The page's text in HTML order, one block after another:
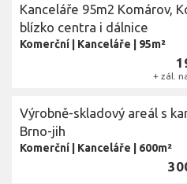
Kanceláře 95m2 Komárov,
blízko centra i dálnice
Komerční Kanceláře 95m²
+ zál.
Výrobně-skladový areál s
Brno-jih
Komerční Kanceláře 600m²